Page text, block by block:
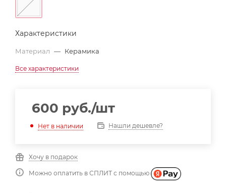
Характеристики
Материал — Керамика
Все характеристики
600 руб./шт
Нет в наличии Нашли дешевле?
Хочу в подарок
Можно оплатить в СПЛИТ с помощью